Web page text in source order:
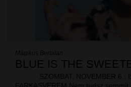
Mágikus Bertalan
BLUE IS THE
SZOMBAT, NOVEMBER 6.: